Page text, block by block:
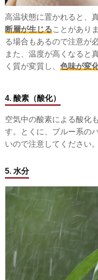
高温状態に置かれると、
断層が生じることがあり
る場合もあるので注意が
また、温度が高くなると
く質が変質し、 色味が変
4. 酸素（酸化）
空気中の酸素による酸化
す。とくに、ブルー系の
いので注意してください。
5. 水分